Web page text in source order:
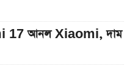
17 আনল Xiaomi, দাম